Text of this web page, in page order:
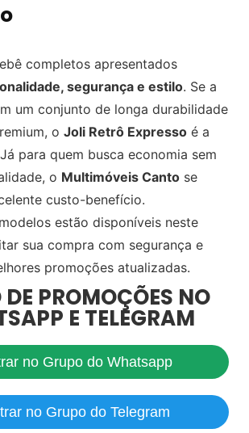
completos apresentados
segurança e estilo. Se a
um conjunto de longa durabilidade
o Joli Retrô Expresso é a
para quem busca economia sem
o Multimóveis Canto se
custo-benefício.
estão disponíveis neste
sua compra com segurança e
promoções atualizadas.
DE PROMOÇÕES NO
E TELEGRAM
no Grupo do Whatsapp
no Grupo do Telegram